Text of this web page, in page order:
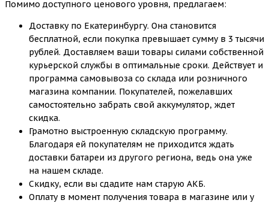
Помимо доступного ценового уровня, предлагаем:
Доставку по Екатеринбургу. Она становится
бесплатной, если покупка превышает сумму в 3 тысячи
рублей. Доставляем ваши товары силами собственной
курьерской службы в оптимальные сроки. Действует и
программа самовывоза со склада или розничного
магазина компании. Покупателей, пожелавших
самостоятельно забрать свой аккумулятор, ждет
скидка.
Грамотно выстроенную складскую программу.
Благодаря ей покупателям не приходится ждать
доставки батареи из другого региона, ведь она уже
на нашем складе.
Скидку, если вы сдадите нам старую АКБ.
Оплату в момент получения товара в магазине или у